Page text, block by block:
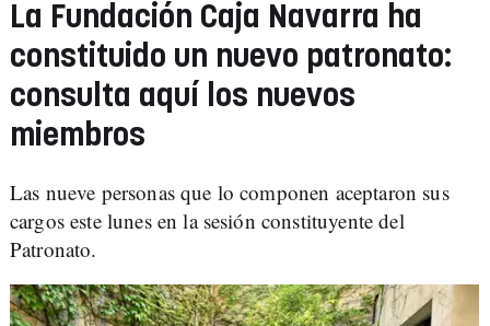
La Fundación Caja Navarra ha
constituido un nuevo patronato:
consulta aquí los nuevos
miembros
Las nueve personas que lo componen aceptaron sus
cargos este lunes en la sesión constituyente del
Patronato.